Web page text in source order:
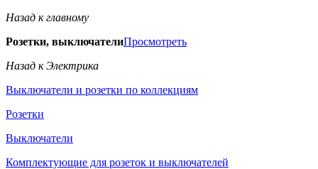
Назад к главному
Розетки, выключателиПросмотреть
Назад к Электрика
Выключатели и розетки по коллекциям
Розетки
Выключатели
Комплектующие для розеток и выключателей